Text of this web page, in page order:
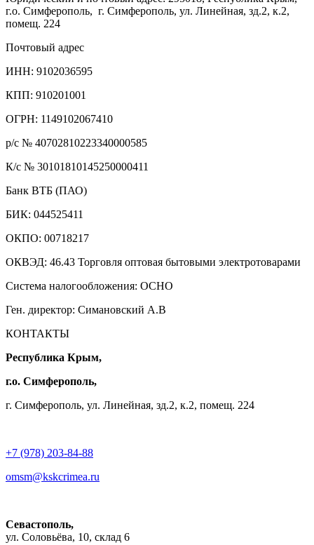
г.о. Симферополь, г. Симферополь, ул. Линейная, зд.2, к.2,
помещ. 224
Почтовый адрес
ИНН: 9102036595
КПП: 910201001
ОГРН: 1149102067410
р/с № 40702810223340000585
К/с № 30101810145250000411
Банк ВТБ (ПАО)
БИК: 044525411
ОКПО: 00718217
ОКВЭД: 46.43 Торговля оптовая бытовыми электротоварами
Система налогообложения: ОСНО
Ген. директор: Симановский А.В
КОНТАКТЫ
Республика Крым,
г.о. Симферополь,
г. Симферополь, ул. Линейная, зд.2, к.2, помещ. 224
+7 (978) 203-84-88
omsm@kskcrimea.ru
Севастополь,
ул. Соловьёва, 10, склад 6